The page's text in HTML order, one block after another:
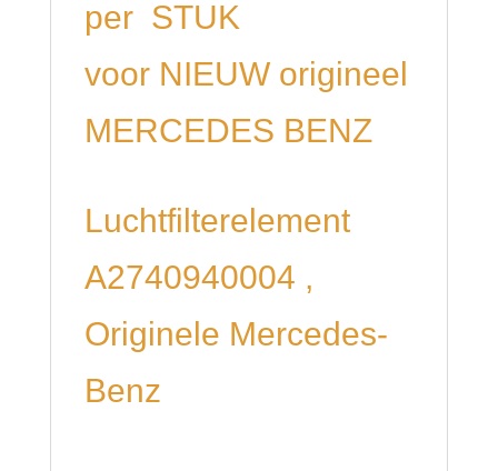
per STUK
voor NIEUW origineel
MERCEDES BENZ
Luchtfilterelement
A2740940004 ,
Originele Mercedes-
Benz